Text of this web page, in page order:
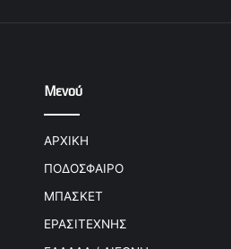
Μενού
ΑΡΧΙΚΗ
ΠΟΔΟΣΦΑΙΡΟ
ΜΠΑΣΚΕΤ
ΕΡΑΣΙΤΕΧΝΗΣ